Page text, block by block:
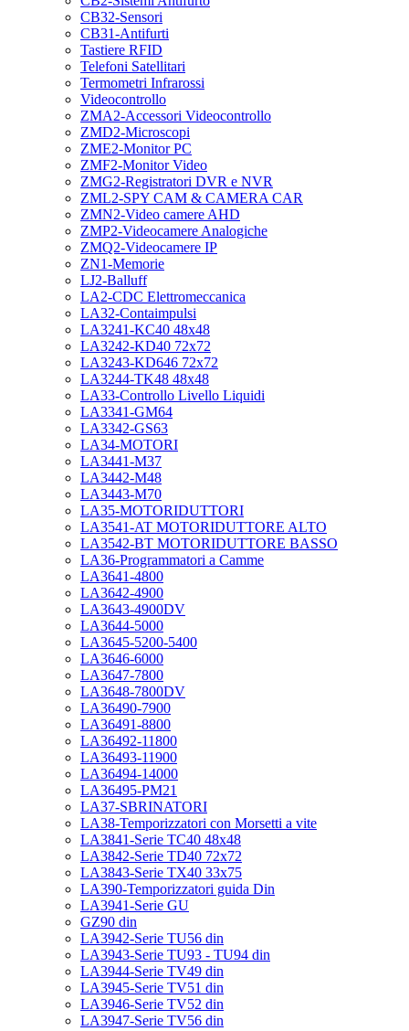
CB32-Sensori
CB31-Antifurti
Tastiere RFID
Telefoni Satellitari
Termometri Infrarossi
Videocontrollo
ZMA2-Accessori Videocontrollo
ZMD2-Microscopi
ZME2-Monitor PC
ZMF2-Monitor Video
ZMG2-Registratori DVR e NVR
ZML2-SPY CAM & CAMERA CAR
ZMN2-Video camere AHD
ZMP2-Videocamere Analogiche
ZMQ2-Videocamere IP
ZN1-Memorie
LJ2-Balluff
LA2-CDC Elettromeccanica
LA32-Contaimpulsi
LA3241-KC40 48x48
LA3242-KD40 72x72
LA3243-KD646 72x72
LA3244-TK48 48x48
LA33-Controllo Livello Liquidi
LA3341-GM64
LA3342-GS63
LA34-MOTORI
LA3441-M37
LA3442-M48
LA3443-M70
LA35-MOTORIDUTTORI
LA3541-AT MOTORIDUTTORE ALTO
LA3542-BT MOTORIDUTTORE BASSO
LA36-Programmatori a Camme
LA3641-4800
LA3642-4900
LA3643-4900DV
LA3644-5000
LA3645-5200-5400
LA3646-6000
LA3647-7800
LA3648-7800DV
LA36490-7900
LA36491-8800
LA36492-11800
LA36493-11900
LA36494-14000
LA36495-PM21
LA37-SBRINATORI
LA38-Temporizzatori con Morsetti a vite
LA3841-Serie TC40 48x48
LA3842-Serie TD40 72x72
LA3843-Serie TX40 33x75
LA390-Temporizzatori guida Din
LA3941-Serie GU
GZ90 din
LA3942-Serie TU56 din
LA3943-Serie TU93 - TU94 din
LA3944-Serie TV49 din
LA3945-Serie TV51 din
LA3946-Serie TV52 din
LA3947-Serie TV56 din